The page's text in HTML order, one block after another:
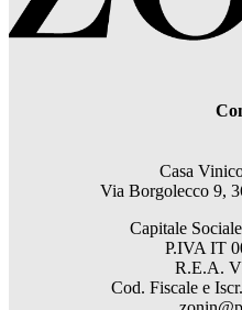
Casa
Via Borgolecco 9,
Capitale
P.IVA IT
R.E.A.
Cod. Fiscale e